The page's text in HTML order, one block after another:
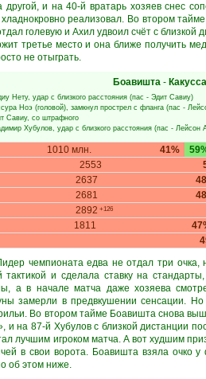
другой, и на 40-й вратарь хозяев снес
хладнокровно реализовал. Во втором
голевую и Ахил удвоил счёт с
третье место и она ближе получить
не отыграть.
Боавишта- Какусса
Нету, удар с близкого расстояния (пас - Эдит Савиу)
Ноэ (головой), замкнул прострел с фланга (пас -
Савиу, со штрафного
Хубулов, удар с близкого расстояния (пас - Лейсон
41%
1010 млн.
2553
2637
2681
2892 +126
1811
чемпионата едва не отдал три
и сделала ставку на
а в начале матча даже хозяева
замерли в предвкушении сенсации.
Во втором тайме Боавишта снова
и на 87-й Хубулов с близкой дистанции
лучшим игроком матча. А вот худшим
в свои ворота. Боавишта взяла очко
об этом ниже.